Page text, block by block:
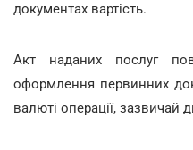
документах вартість.
Акт наданих послуг
оформлення первинних
валюті операції,